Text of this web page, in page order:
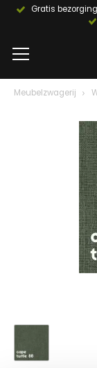
Gratis
Meubelzwagerij